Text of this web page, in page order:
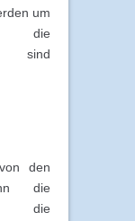
um
die
sind
den
die
die